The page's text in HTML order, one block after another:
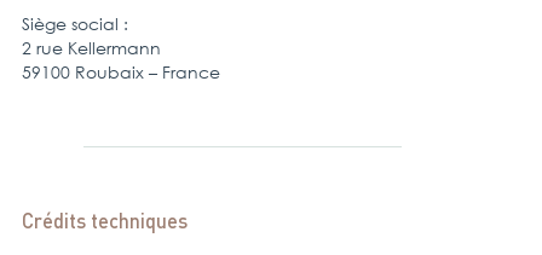
Siège social :
2 rue Kellermann
59100 Roubaix – France
Crédits techniques